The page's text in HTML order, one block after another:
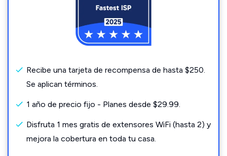
Recibe una tarjeta de recompensa de hasta $250.
Se aplican términos.
1 año de precio fijo - Planes desde $29.99.
Disfruta 1 mes gratis de extensores WiFi (hasta 2) y
mejora la cobertura en toda tu casa.